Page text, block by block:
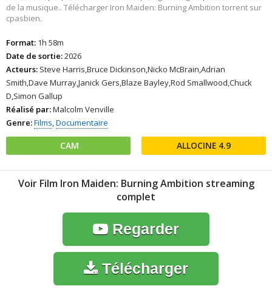
de la musique.. Télécharger Iron Maiden: Burning Ambition torrent sur
cpasbien.
Format: 1h 58m
Date de sortie:2026
Acteurs: Steve Harris,Bruce Dickinson,Nicko McBrain,Adrian
Smith,Dave Murray,Janick Gers,Blaze Bayley,Rod Smallwood,Chuck
D,Simon Gallup
Réalisé par:Malcolm Venville
Genre:Films,Documentaire
CAM 4.9
Voir Film Iron Maiden: Burning Ambition streaming
complet
Regarder
Télécharger